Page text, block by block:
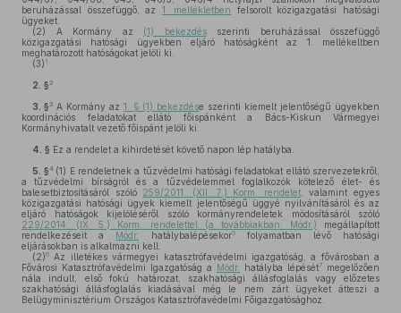
beruházással összefüggő, az 1. mellékletben
felsorolt közigazgatási hatósági
ügyeket.
(2) A Kormány az (1) bekezdésszerinti beruházással összefüggő
közigazgatási hatósági ügyekben eljáró hatóságként az 1. mellékeltben
meghatározott hatóságokat jelöli ki.
(3) 1
2. §2
3. §3 A Kormány az 1. § (1) bekezdése szerinti kiemelt jelentőségű ügyekben
koordinációs feladatokat ellátó főispánként a Bács-Kiskun Vármegyei
Kormányhivatalt vezető főispánt jelöli ki.
4. § Ez a rendelet a kihirdetését követő napon lép hatályba.
5. §4 (1) E rendeletnek a tűzvédelmi hatósági feladatokat ellátó szervezetekről,
a tűzvédelmi bírságról és a tűzvédelemmel foglalkozók kötelező élet- és
balesetbiztosításáról szóló 259/2011. (XII. 7.) Korm. rendelet, valamint egyes
közigazgatási hatósági ügyek kiemelt jelentőségű üggyé nyilvánításáról és az
eljáró hatóságok kijelöléséről szóló kormányrendeletek módosításáról szóló
229/2014. (IX. 5.) Korm. rendelettel (a továbbiakban: Módr.) megállapított
rendelkezéseit a Módr. hatálybalépésekor5folyamatban lévő hatósági
eljárásokban is alkalmazni kell.
(2)6 Az illetékes vármegyei katasztrófavédelmi igazgatóság, a fővárosban a
Fővárosi Katasztrófavédelmi Igazgatóság a Módr. hatályba lépését7
megelőzően
nála indult, első fokú határozat, szakhatósági állásfoglalás vagy előzetes
szakhatósági állásfoglalás kiadásával még le nem zárt ügyeket átteszi a
Belügyminisztérium Országos Katasztrófavédelmi Főigazgatósághoz.